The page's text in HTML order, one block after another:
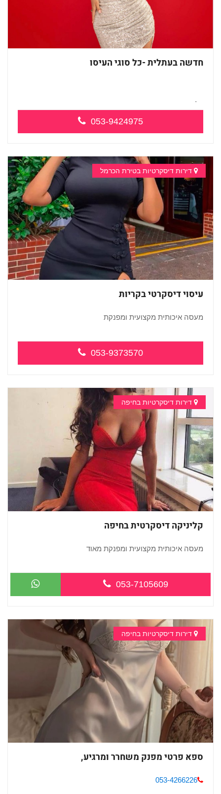
חדשה בעתלית -כל סוגי העיסו
כל סוגי העיסויים מעסה מקצועית ואיכותי...
053-9424975
דירות דיסקרטיות בטירת הכרמל
עיסוי דיסקרטי בקריות
מעסה איכותית מקצועית ומפנקת
053-9373570
דירות דיסקרטיות בחיפה
קליניקה דיסקרטית בחיפה
מעסה איכותית מקצועית ומפנקת מאוד
053-7105609
דירות דיסקרטיות בחיפה
ספא פרטי מפנק משחרר ומרגיע,
053-4266226